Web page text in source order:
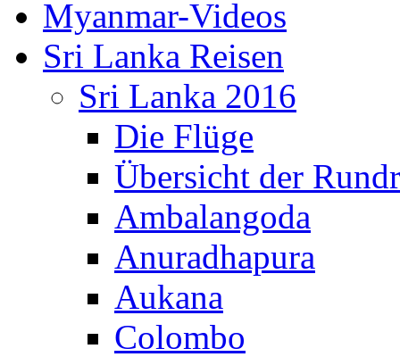
Myanmar-Videos
Sri Lanka Reisen
Sri Lanka 2016
Die Flüge
Übersicht der
Ambalangoda
Anuradhapura
Aukana
Colombo